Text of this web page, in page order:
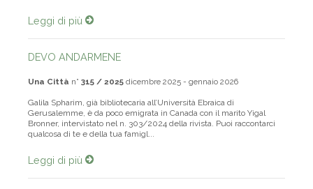
Leggi di più
DEVO ANDARMENE
Una Città n° 315 / 2025 dicembre 2025 - gennaio 2026
Galila Spharim, già bibliotecaria all’Università Ebraica di
Gerusalemme, è da poco emigrata in Canada con il marito Yigal
Bronner, intervistato nel n. 303/2024 della rivista. Puoi raccontarci
qualcosa di te e della tua famigl...
Leggi di più